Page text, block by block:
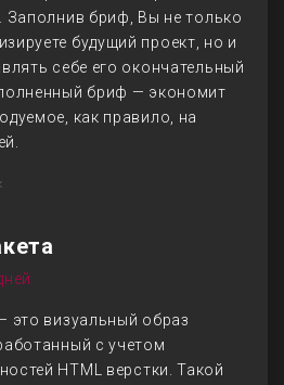
Заполнив бриф, Вы не только
будущий проект, но и
себе его окончательный
бриф — экономит
как правило, на
это визуальный образ
с учетом
HTML верстки. Такой